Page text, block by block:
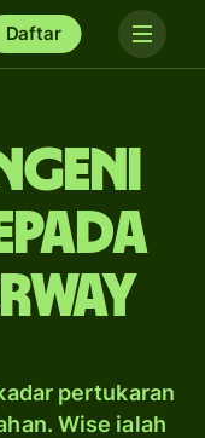
Daftar
pertukaran
Wise ialah